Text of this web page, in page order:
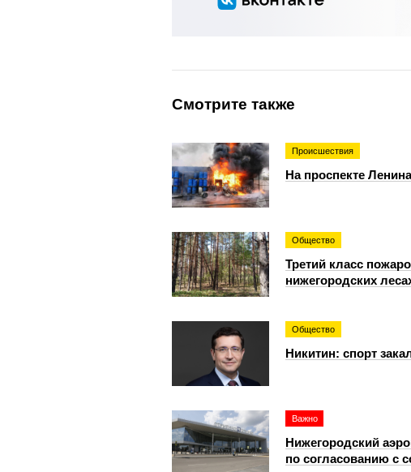
Смотрите также
Происшествия
На проспекте
Общество
Третий класс
нижегородских
Общество
Никитин: спорт
Важно
Нижегородский
по согласованию с